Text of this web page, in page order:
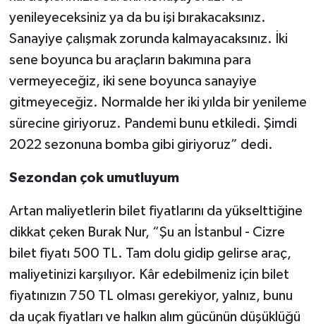
yenileyeceksiniz ya da bu işi bırakacaksınız.
Sanayiye çalışmak zorunda kalmayacaksınız. İki
sene boyunca bu araçların bakımına para
vermeyeceğiz, iki sene boyunca sanayiye
gitmeyeceğiz. Normalde her iki yılda bir yenileme
sürecine giriyoruz. Pandemi bunu etkiledi. Şimdi
2022 sezonuna bomba gibi giriyoruz” dedi.
Sezondan çok umutluyum
Artan maliyetlerin bilet fiyatlarını da yükselttiğine
dikkat çeken Burak Nur, “Şu an İstanbul - Cizre
bilet fiyatı 500 TL. Tam dolu gidip gelirse araç,
maliyetinizi karşılıyor. Kâr edebilmeniz için bilet
fiyatınızın 750 TL olması gerekiyor, yalnız, bunu
da uçak fiyatları ve halkın alım gücünün düşüklüğü